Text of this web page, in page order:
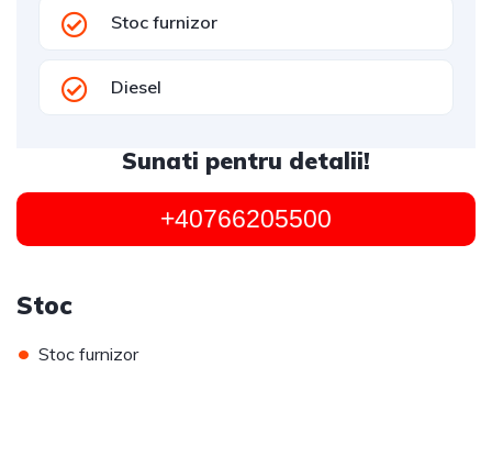
Stoc furnizor
Diesel
Sunati pentru detalii!
+40766205500
Stoc
• Stoc furnizor